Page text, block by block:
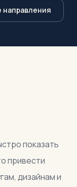
направления
показать
привести
дизайнам и